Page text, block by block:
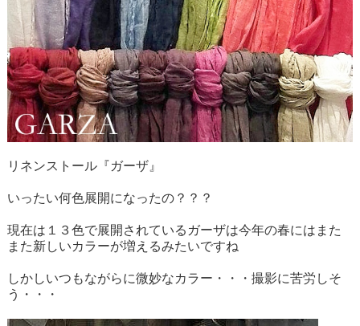
リネンストール『ガーザ』
いったい何色展開になったの？？？
現在は１３色で展開されているガーザは今年の春にはまた
また新しいカラーが増えるみたいですね
しかしいつもながらに微妙なカラー・・・撮影に苦労しそ
う・・・